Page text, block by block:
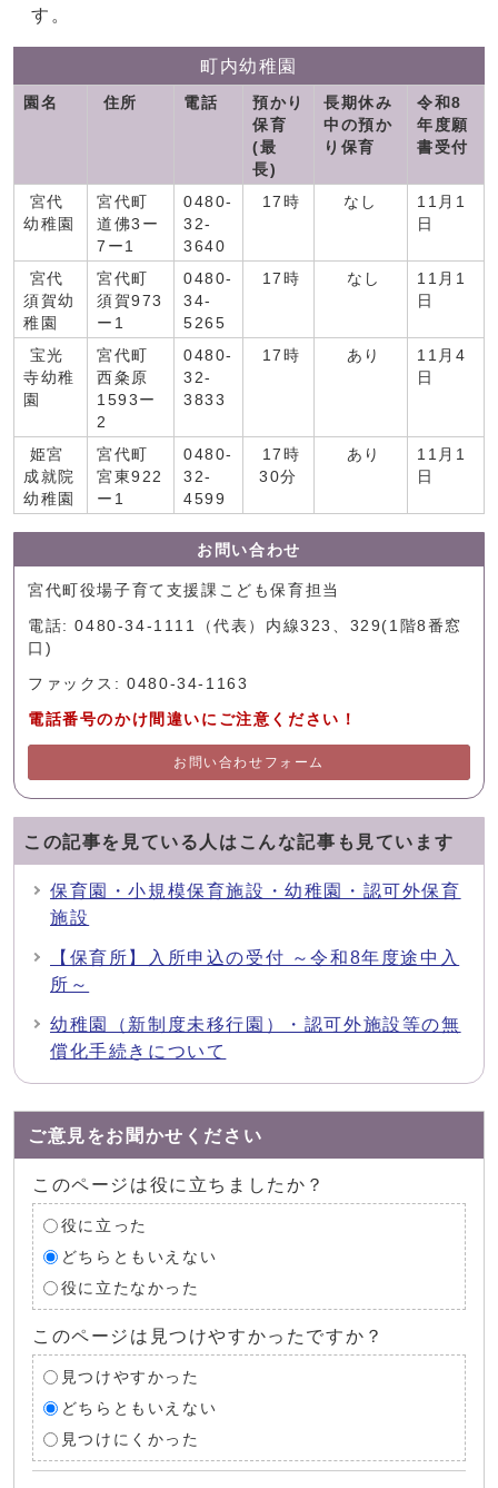
す。
町内幼稚園
園名 住所 電話
預かり
保育
(最
長)
長期休み
中の預か
り保育
令和8
年度願
書受付
宮代
幼稚園
宮代町
道佛3ー
7ー1
0480-
32-
3640
17時 なし
11月1
日
宮代
須賀幼
稚園
宮代町
須賀973
ー1
0480-
34-
5265
17時 なし
11月1
日
宝光
寺幼稚
園
宮代町
西粂原
1593ー
2
0480-
32-
3833
17時 あり
11月4
日
姫宮
成就院
幼稚園
宮代町
宮東922
ー1
0480-
32-
4599
17時
30分
あり
11月1
日
お問い合わせ
宮代町役場子育て支援課こども保育担当
電話: 0480-34-1111（代表）内線323、329(1階8番窓
口)
ファックス: 0480-34-1163
電話番号のかけ間違いにご注意ください！
お問い合わせフォーム
この記事を見ている人はこんな記事も見ています
保育園・小規模保育施設・幼稚園・認可外保育
施設
【保育所】入所申込の受付 ～令和8年度途中入
所～
幼稚園（新制度未移行園）・認可外施設等の無
償化手続きについて
ご意見をお聞かせください
このページは役に立ちましたか？
役に立った
どちらともいえない
役に立たなかった
このページは見つけやすかったですか？
見つけやすかった
どちらともいえない
見つけにくかった